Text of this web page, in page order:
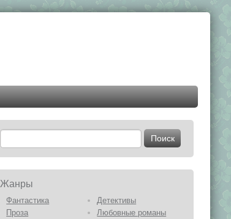
Жанры
Фантастика
Детективы
Проза
Любовные романы